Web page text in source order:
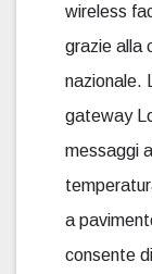
wireless
grazie alla
nazionale.
gateway
messaggi
a
consente